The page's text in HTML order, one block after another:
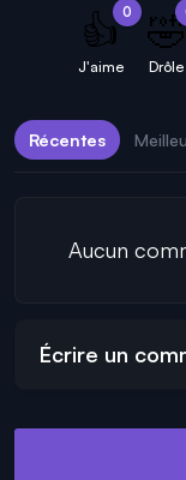
0
👍
J'aime
🤣
Drôle
Récentes
Aucun
Écrire un